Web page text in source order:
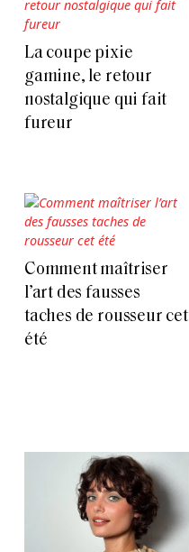
La coupe pixie
gamine, le retour
nostalgique qui fait
fureur
Comment maîtriser
l’art des fausses
taches de rousseur cet
été